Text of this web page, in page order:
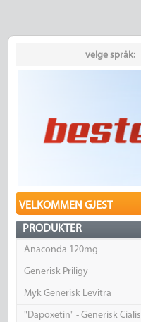
velge språk:
VELKOMMEN GJEST
PRODUKTER
Anaconda 120mg
Generisk Priligy
Myk Generisk Levitra
"Dapoxetin" - Generisk Cialis